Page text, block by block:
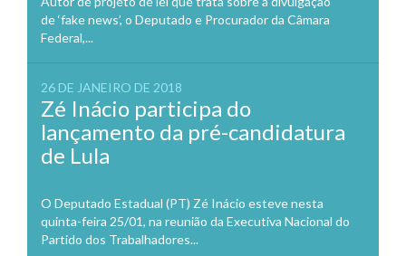
de ‘fake news’, o Deputado e Procurador da Câmara
Federal,...
26 DE JANEIRO DE 2018
Zé Inácio participa do
lançamento da pré-candidatura
de Lula
O Deputado Estadual (PT) Zé Inácio esteve nesta
quinta-feira 25/01, na reunião da Executiva Nacional do
Partido dos Trabalhadores...